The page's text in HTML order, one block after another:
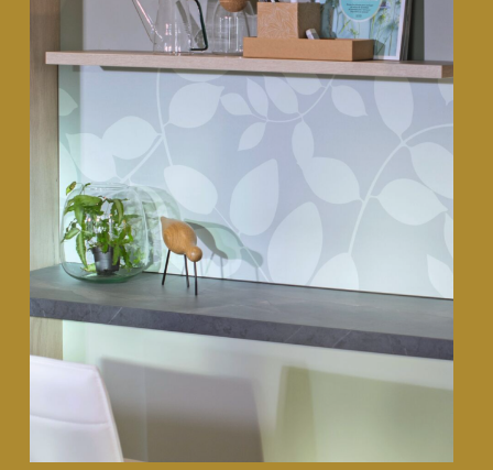
Cuisinella • Décors
CMF design